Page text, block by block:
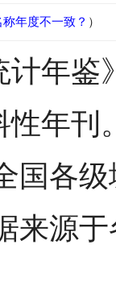
年度不一致？ ）
计年
性年刊
国各
来源